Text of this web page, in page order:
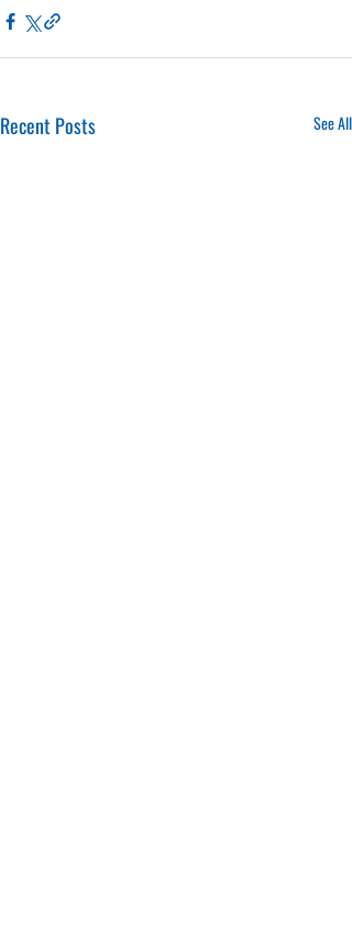
Recent Posts See All